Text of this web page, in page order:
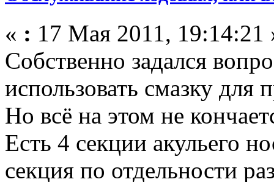
« : 17 Мая 2011, 19:14:21
Собственно задался
использовать смазку для
Но всё на этом не
Есть 4 секции акульего
секция по отдельности